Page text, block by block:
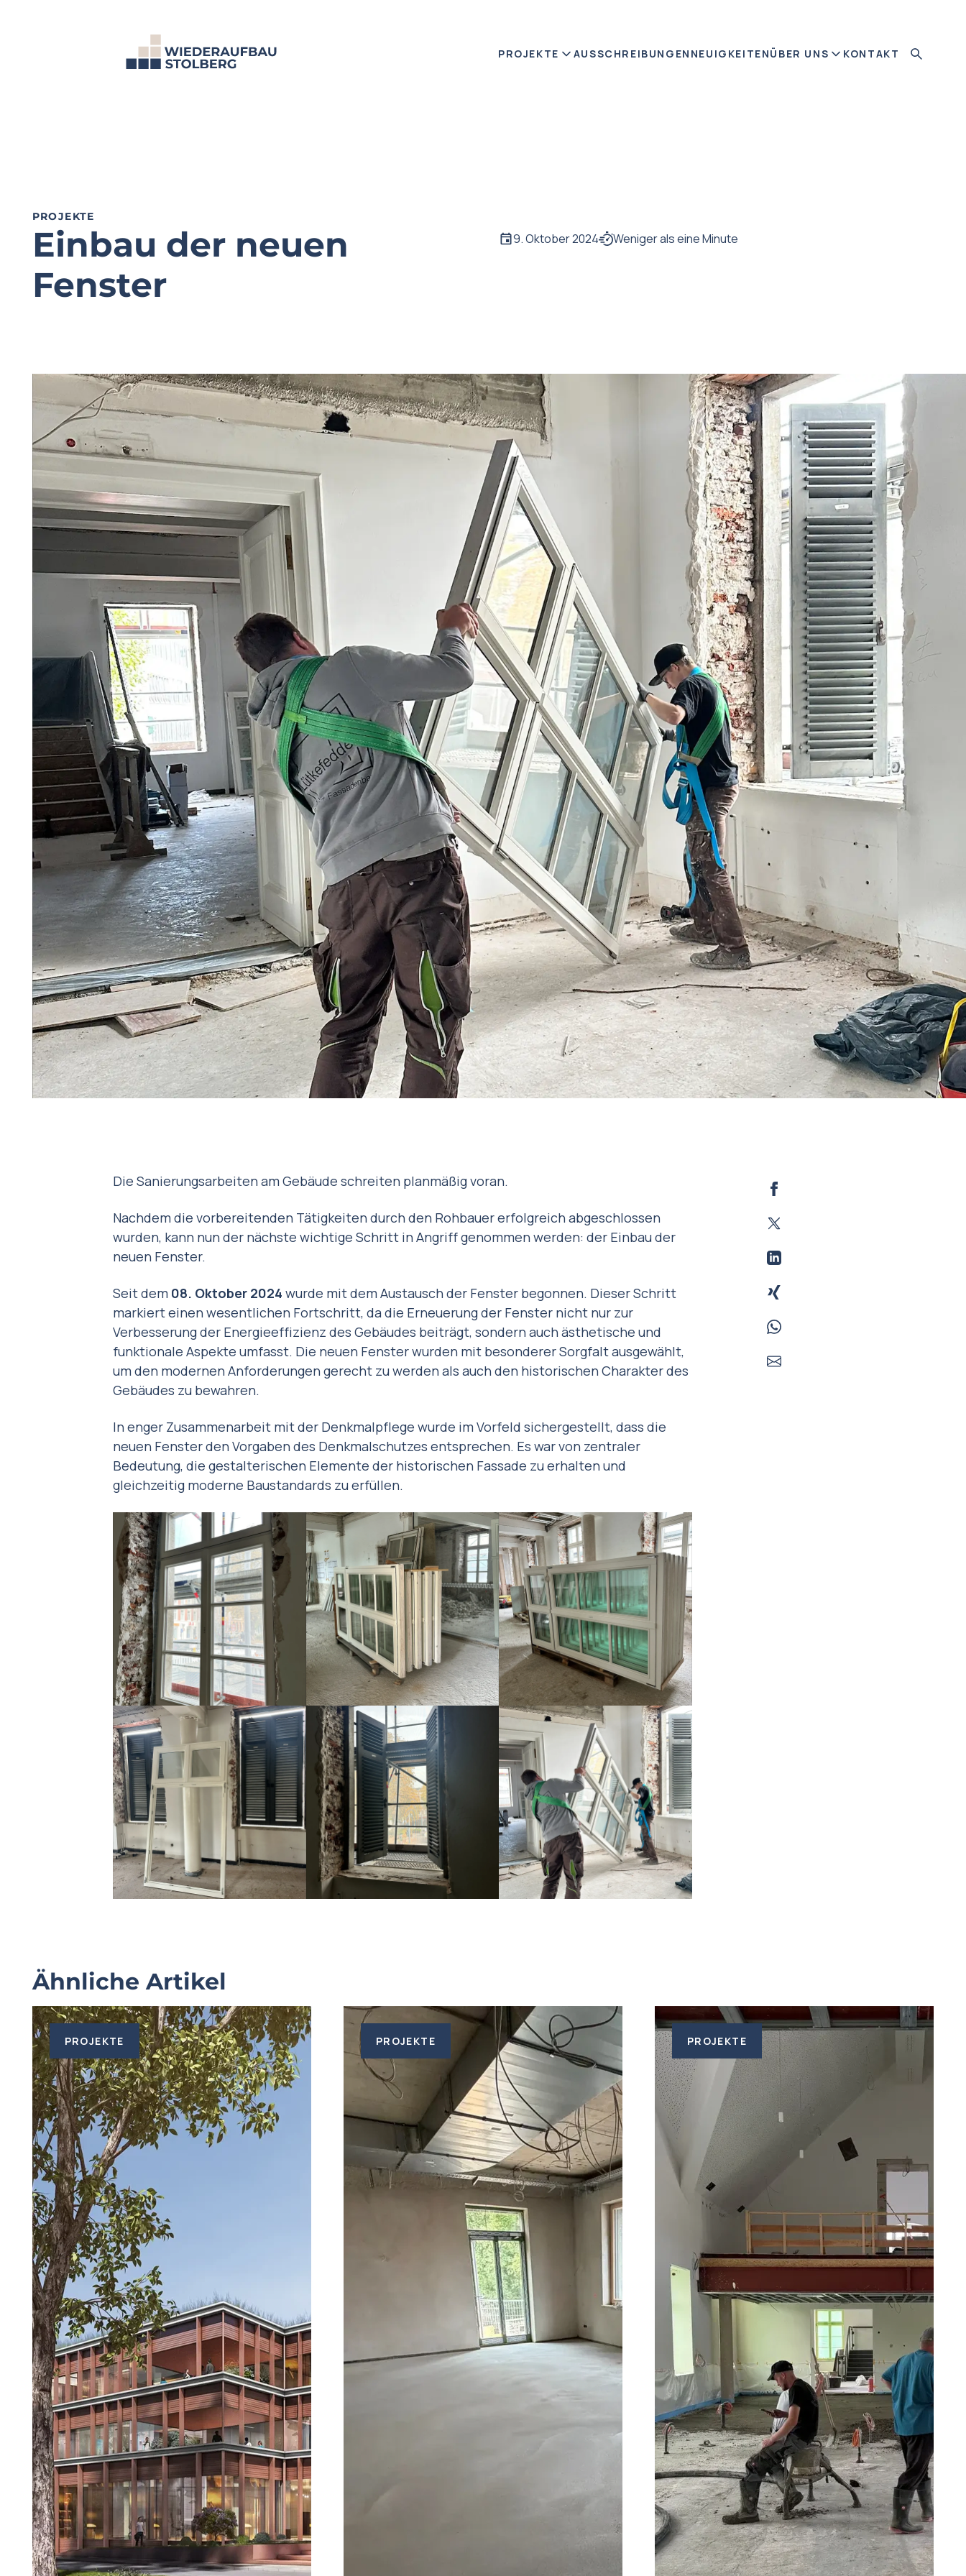
PROJEKTE AUSSCHREIBUNGEN NEUIGKEITENÜBER UNS KONTAKT
PROJEKTE
Einbau der neuen
Fenster
9. Oktober 2024 Weniger als eine Minute
Die Sanierungsarbeiten am Gebäude schreiten planmäßig voran.
Nachdem die vorbereitenden Tätigkeiten durch den Rohbauer erfolgreich abgeschlossen
wurden, kann nun der nächste wichtige Schritt in Angriff genommen werden: der Einbau der
neuen Fenster.
Seit dem 08. Oktober 2024 wurde mit dem Austausch der Fenster begonnen. Dieser Schritt
markiert einen wesentlichen Fortschritt, da die Erneuerung der Fenster nicht nur zur
Verbesserung der Energieeffizienz des Gebäudes beiträgt, sondern auch ästhetische und
funktionale Aspekte umfasst. Die neuen Fenster wurden mit besonderer Sorgfalt ausgewählt,
um den modernen Anforderungen gerecht zu werden als auch den historischen Charakter des
Gebäudes zu bewahren.
In enger Zusammenarbeit mit der Denkmalpflege wurde im Vorfeld sichergestellt, dass die
neuen Fenster den Vorgaben des Denkmalschutzes entsprechen. Es war von zentraler
Bedeutung, die gestalterischen Elemente der historischen Fassade zu erhalten und
gleichzeitig moderne Baustandards zu erfüllen.
Ähnliche Artikel
PROJEKTE PROJEKTE PROJEKTE